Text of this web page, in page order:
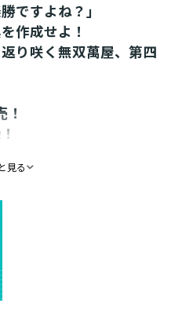
ですよね？」
作成せよ！
り咲く無双萬屋、第四
橋姫」
樹は協会に呼び出されてい
具のための素材集め!?
見る